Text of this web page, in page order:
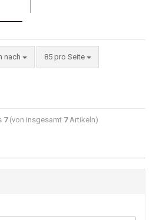
nach 85 pro Seite
7(von insgesamt 7Artikeln)